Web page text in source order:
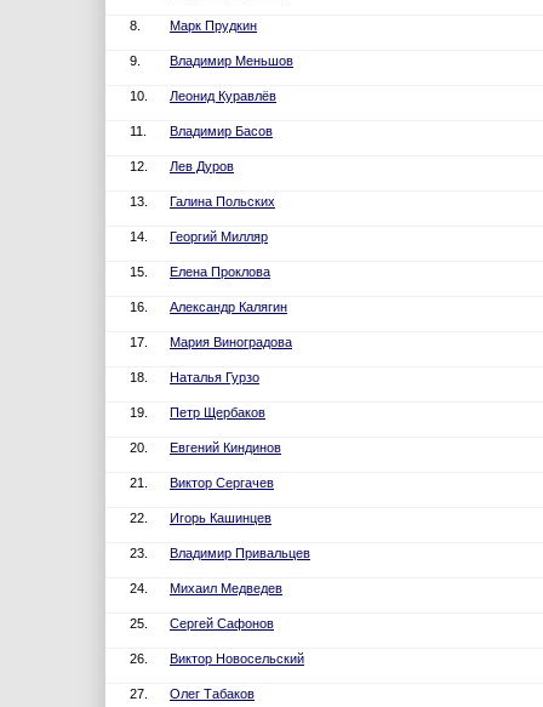
8. Марк Прудкин
9. Владимир Меньшов
10. Леонид Куравлёв
11. Владимир Басов
12. Лев Дуров
13. Галина Польских
14. Георгий Милляр
15. Елена Проклова
16. Александр Калягин
17. Мария Виноградова
18. Наталья Гурзо
19. Петр Щербаков
20. Евгений Киндинов
21. Виктор Сергачев
22. Игорь Кашинцев
23. Владимир Привальцев
24. Михаил Медведев
25. Сергей Сафонов
26. Виктор Новосельский
27. Олег Табаков